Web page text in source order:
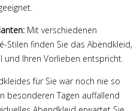
Mit verschiedenen
Stilen finden Sie das Abendkleid,
und Ihren Vorlieben entspricht.
für Sie war noch nie so
besonderen Tagen auffallend